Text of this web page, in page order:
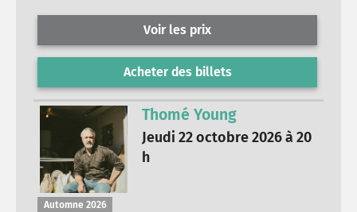
Voir les prix
Acheter des billets
Thomé Young
Jeudi 22 octobre 2026 à 20
h
Automne 2026